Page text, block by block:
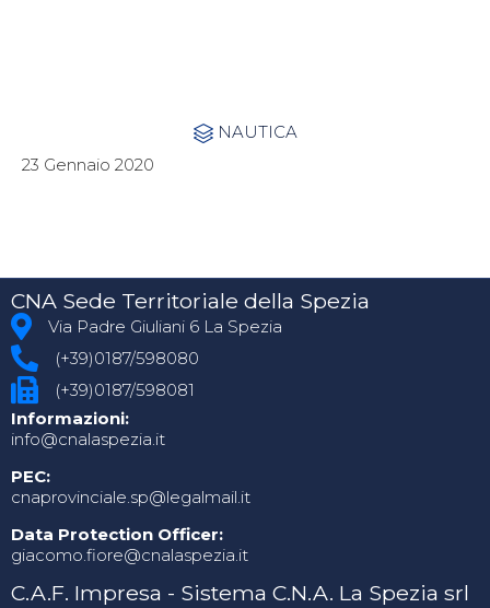
 Category
NAUTICA
23 Gennaio 2020
CNA Sede Territoriale della Spezia
Via Padre Giuliani 6 La Spezia
(+39)0187/598080
(+39)0187/598081
Informazioni:
info@cnalaspezia.it
PEC:
cnaprovinciale.sp@legalmail.it
Data Protection Officer:
giacomo.fiore@cnalaspezia.it
C.A.F. Impresa - Sistema C.N.A. La Spezia srl